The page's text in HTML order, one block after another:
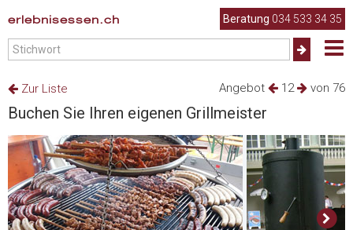
erlebnisessen.ch Beratung 034 533 34 35
Angebot 12 von 76
Zur Liste
Buchen Sie Ihren eigenen Grillmeister